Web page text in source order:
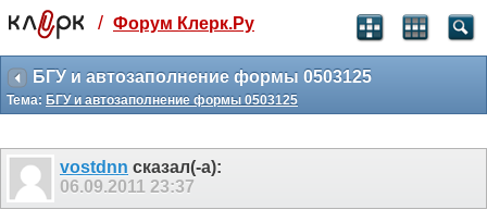
Святые угодники, Клерк без рекламы
прекрасен:)
месяц
3 месяца
259
₽
-10%
/ Форум Клерк.Ру
БГУ и автозаполнение формы 0503125
Тема: БГУ и автозаполнение формы 0503125
vostdnn сказал(-а):
06.09.2011 23:37